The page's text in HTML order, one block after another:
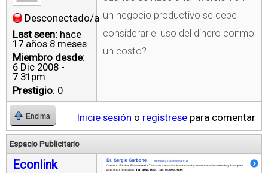
Desconectado/a
Last seen: hace
17 años 8 meses
Miembro desde:
6 Dic 2008 -
7:31pm
Prestigio: 0
un negocio productivo se debe
considerar el uso del dinero conmo
un costo?
Encima Inicie sesión o regístrese para comentar
Espacio Publicitario
Econlink